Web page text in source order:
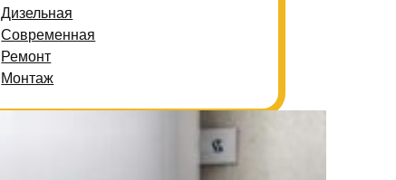
Дизельная
Современная
Ремонт
Монтаж